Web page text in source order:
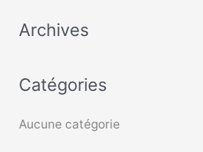
r
h
Archives
Catégories
Aucune catégorie